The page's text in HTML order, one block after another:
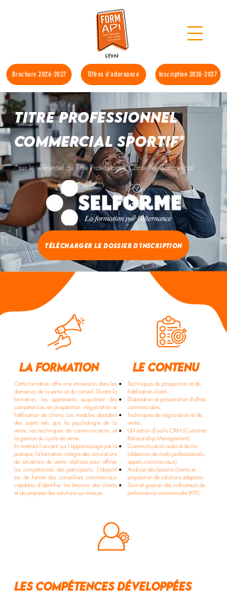
Brochure 2026-2027 Inscription 2026-2027
Offres d'alternance
Titre Professionnel
Commercial sportif*
*sur le référentiel duTitre Professionnel Conseiller Commercial
Télécharger le dossier d'inscription
la formation le contenu
Cette formation offre une immersion dans les
domaines de la vente et du conseil. Durant la
formation, les apprenants acquièrent des
compétences en prospection, négociation et
fidélisation de clients. Les modules abordent
des sujets tels que la psychologie de la
vente, les techniques de communication, et
la gestion du cycle de vente.
En mettant l'accent sur l’apprentissage par la
pratique, la formation intègre des simulations
de situations de vente réalistes pour affiner
les compétences des participants. L’objectif
est de former des conseillers commerciaux
capables d’identifier les besoins des clients
et de proposer des solutions sur mesure.
Techniques de prospection et de
fidélisation client.
Élaboration et présentation d'offres
commerciales.
Techniques de négociation et de
vente.
Utilisation d'outils CRM (Customer
Relationship Management).
Communication orale et écrite
(rédaction de mails professionnels,
appels commerciaux).
Analyse des besoins clients et
proposition de solutions adaptées.
Suivi et gestion des indicateurs de
performance commerciale (KPI).
les compétences développées